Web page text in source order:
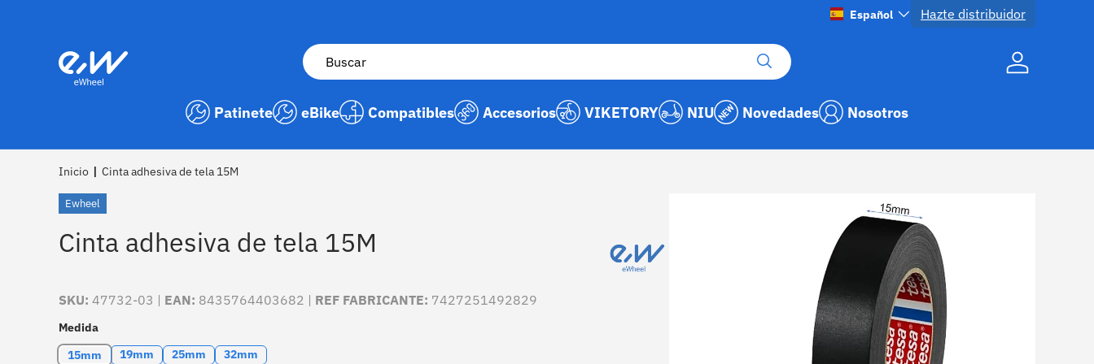
IdiomaEspañol Hazte distribuidor
Buscar
Buscar Cuenta
Patinete eBike Compatibles Accesorios VIKETORY NIU Novedades Nosotros
Inicio | Cinta adhesiva de tela 15M
Ewheel
Cinta adhesiva de tela 15M
SKU: 47732-03 | EAN: 8435764403682 | REF FABRICANTE: 7427251492829
Medida
15mm
19mm 25mm 32mm
La imagen 1 ya está disponible en la vista de galería